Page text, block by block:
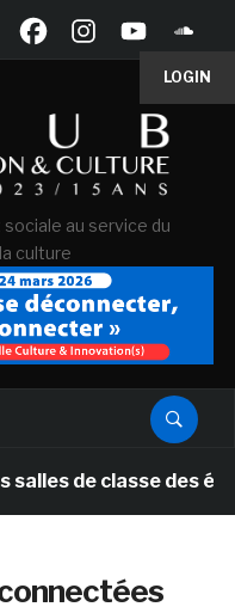
LOGIN
au service du
culture
de classe des